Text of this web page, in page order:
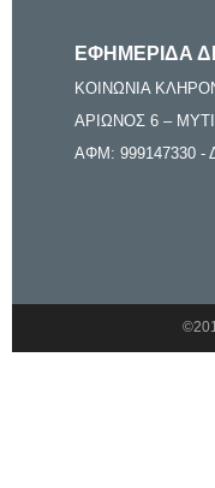
ΕΦΗΜΕΡΙΔΑ
ΚΟΙΝΩΝΙΑ
ΑΡΙΩΝΟΣ 6 –
ΑΦΜ: 999147330